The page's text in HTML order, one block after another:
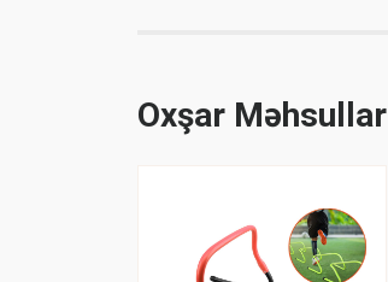
Oxşar Məhsullar